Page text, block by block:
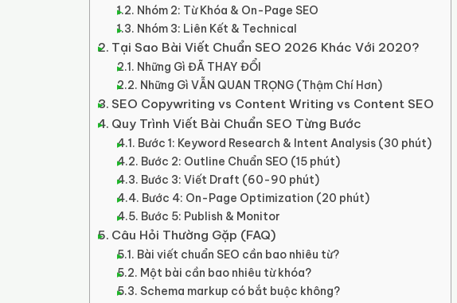
Nhóm 2: Từ Khóa & On-Page SEO
Nhóm 3: Liên Kết & Technical
Tại Sao Bài Viết Chuẩn SEO 2026 Khác Với 2020?
Những Gì ĐÃ THAY ĐỔI
Những Gì VẪN QUAN TRỌNG (Thậm Chí Hơn)
SEO Copywriting vs Content Writing vs Content SEO
Quy Trình Viết Bài Chuẩn SEO Từng Bước
Bước 1: Keyword Research & Intent Analysis (30 phút)
Bước 2: Outline Chuẩn SEO (15 phút)
Bước 3: Viết Draft (60-90 phút)
Bước 4: On-Page Optimization (20 phút)
Bước 5: Publish & Monitor
Câu Hỏi Thường Gặp (FAQ)
Bài viết chuẩn SEO cần bao nhiêu từ?
Một bài cần bao nhiêu từ khóa?
Schema markup có bắt buộc không?